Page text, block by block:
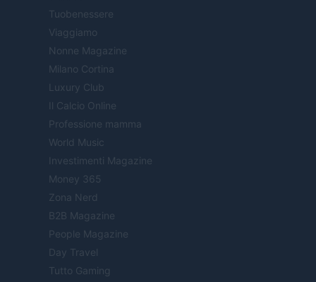
Tuobenessere
Viaggiamo
Nonne Magazine
Milano Cortina
Luxury Club
Il Calcio Online
Professione mamma
World Music
Investimenti Magazine
Money 365
Zona Nerd
B2B Magazine
People Magazine
Day Travel
Tutto Gaming